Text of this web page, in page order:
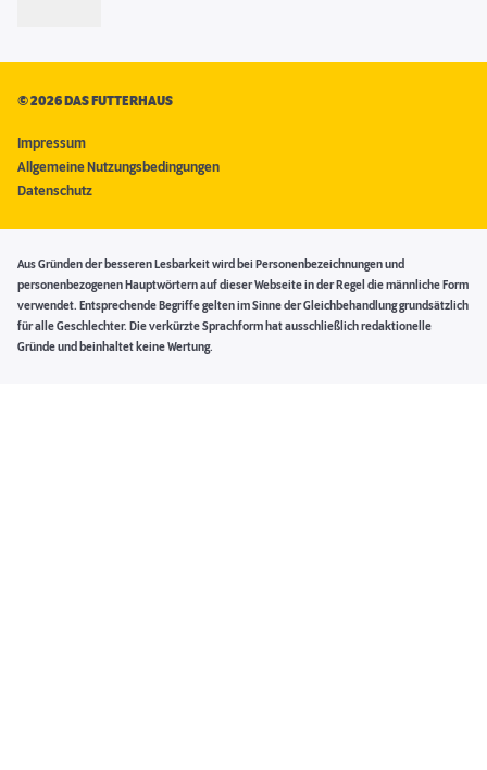
©2026 DAS FUTTERHAUS
Impressum
Allgemeine Nutzungsbedingungen
Datenschutz
Aus Gründen der besseren Lesbarkeit wird bei Personenbezeichnungen und
personenbezogenen Hauptwörtern auf dieser Webseite in der Regel die männliche Form
verwendet. Entsprechende Begriffe gelten im Sinne der Gleichbehandlung grundsätzlich
für alle Geschlechter. Die verkürzte Sprachform hat ausschließlich redaktionelle
Gründe und beinhaltet keine Wertung.